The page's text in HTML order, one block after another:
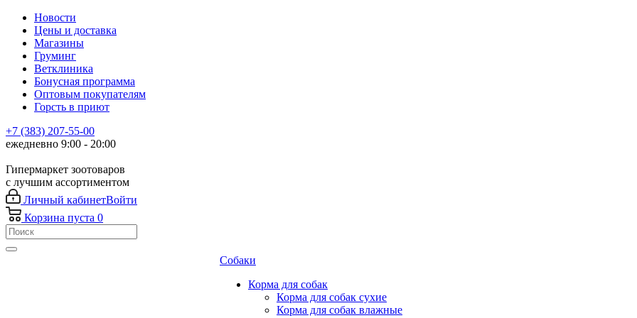
Новости
Цены и доставка
Магазины
Груминг
Ветклиника
Бонусная программа
Оптовым покупателям
Горсть в приют
+7 (383) 207-55-00
ежедневно 9:00 - 20:00
Гипермаркет зоотоваров
с лучшим ассортиментом
Личный кабинетВойти
Корзина пуста 0
Собаки
Корма для собак
Корма для собак сухие
Корма для собак влажные